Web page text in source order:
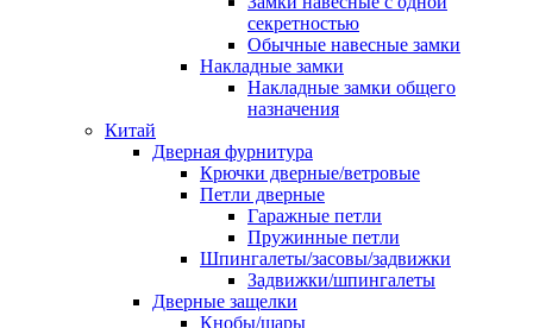
секретностью
Обычные навесные замки
Накладные замки
Накладные замки общего
назначения
Китай
Дверная фурнитура
Крючки дверные/ветровые
Петли дверные
Гаражные петли
Пружинные петли
Шпингалеты/засовы/задвижки
Задвижки/шпингалеты
Дверные защелки
Кнобы/шары